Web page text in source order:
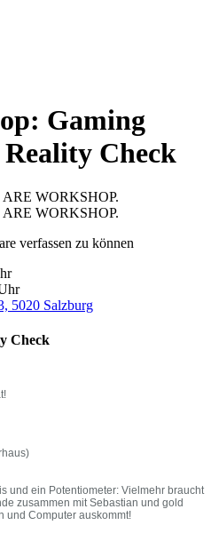
Gaming
Check
ARE WORKSHOP.
ARE WORKSHOP.
verfassen zu können
5020 Salzburg
Check
und ein Potentiometer: Vielmehr braucht
zusammen mit Sebastian und gold
und Computer auskommt!